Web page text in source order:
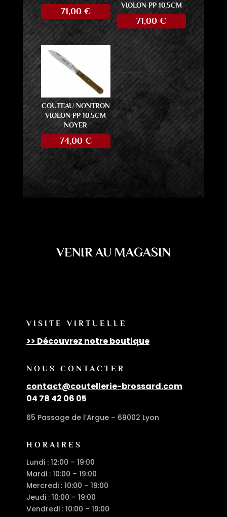
71,00 €
VIOLON PP 10,5CM
71,00€
COUTEAU NONTRON
VIOLON PP 10,5CM
NOYER
74,00 €
VENIR AU MAGASIN
VISITE VIRTUELLE
>> Découvrez notre boutique
NOUS CONTACTER
contact@coutellerie-brossard.com
04 78 42 06 05
65 Passage de l’Argue – 69002 Lyon
HORAIRES
Lundi : 12:00 – 19:00
Mardi : 10:00 – 19:00
Mercredi : 10:00 – 19:00
Jeudi : 10:00 – 19:00
Vendredi : 10:00 – 19:00